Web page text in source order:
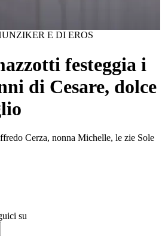
E DI EROS
festeggia i
di Cesare, dolce
Cerza, nonna Michelle, le zie Sole
su